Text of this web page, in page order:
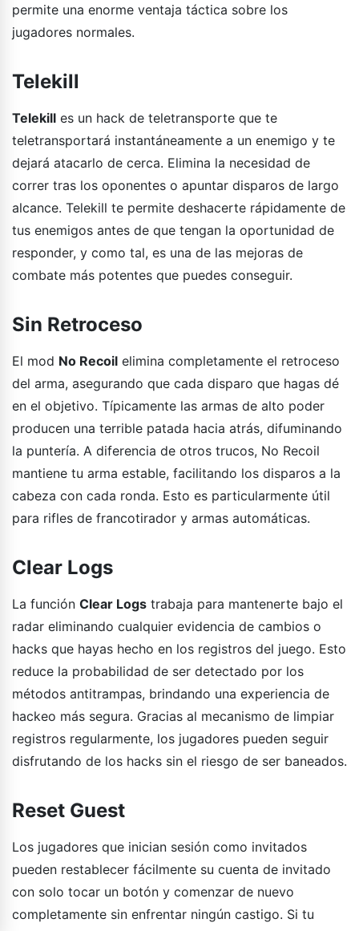
permite una enorme ventaja táctica sobre los
jugadores normales.
Telekill
Telekill es un hack de teletransporte que te
teletransportará instantáneamente a un enemigo y te
dejará atacarlo de cerca. Elimina la necesidad de
correr tras los oponentes o apuntar disparos de largo
alcance. Telekill te permite deshacerte rápidamente de
tus enemigos antes de que tengan la oportunidad de
responder, y como tal, es una de las mejoras de
combate más potentes que puedes conseguir.
Sin Retroceso
El mod No Recoil elimina completamente el retroceso
del arma, asegurando que cada disparo que hagas dé
en el objetivo. Típicamente las armas de alto poder
producen una terrible patada hacia atrás, difuminando
la puntería. A diferencia de otros trucos, No Recoil
mantiene tu arma estable, facilitando los disparos a la
cabeza con cada ronda. Esto es particularmente útil
para rifles de francotirador y armas automáticas.
Clear Logs
La función Clear Logs trabaja para mantenerte bajo el
radar eliminando cualquier evidencia de cambios o
hacks que hayas hecho en los registros del juego. Esto
reduce la probabilidad de ser detectado por los
métodos antitrampas, brindando una experiencia de
hackeo más segura. Gracias al mecanismo de limpiar
registros regularmente, los jugadores pueden seguir
disfrutando de los hacks sin el riesgo de ser baneados.
Reset Guest
Los jugadores que inician sesión como invitados
pueden restablecer fácilmente su cuenta de invitado
con solo tocar un botón y comenzar de nuevo
completamente sin enfrentar ningún castigo. Si tu